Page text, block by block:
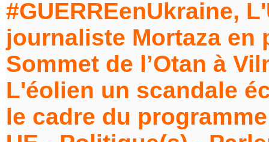
#GUERREenUkraine,
journaliste Mortaza en
Sommet de l’Otan à
L'éolien un scandale
le cadre du